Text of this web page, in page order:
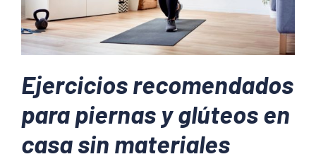
Ejercicios recomendados
para piernas y glúteos en
casa sin materiales